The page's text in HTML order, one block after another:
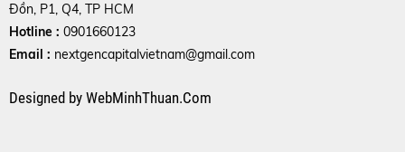
Đồn, P1, Q4, TP HCM
Hotline : 0901660123
Email : nextgencapitalvietnam@gmail.com
Designed by WebMinhThuan.Com